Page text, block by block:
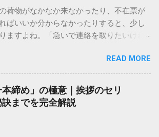
荷物がなかなか来なかったり、不在票が
ばいいか分からなかったりすると、少し
ますよね。「急いで連絡を取りたいけれ
た疑問を抱える方も多いはずです。 福山
イメージが強いかもしれませんが、個人
も非常に充実しています。大切なのは、
な連絡先を選ぶことです。この記事で
から営業所への電話連絡、再配達の依頼
方でも迷わずに解決できる方法を詳しく
READ MORE
締め」の極意｜挨拶のセリ
までを完全解説